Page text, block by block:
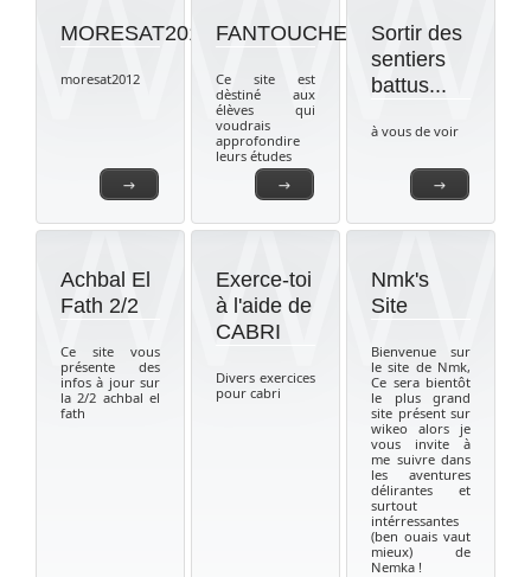
→
MORESAT2012
moresat2012
→
FANTOUCHE
Ce site est
dèstiné aux
élèves qui
voudrais
approfondire
leurs études
→
Sortir des
sentiers
battus...
à vous de voir
Achbal El
Fath 2/2
Ce site vous
présente des
infos à jour sur
la 2/2 achbal el
fath
Exerce-toi
à l'aide de
CABRI
Divers exercices
pour cabri
Nmk's
Site
Bienvenue sur
le site de Nmk,
Ce sera bientôt
le plus grand
site présent sur
wikeo alors je
vous invite à
me suivre dans
les aventures
délirantes et
surtout
intérressantes
(ben ouais vaut
mieux) de
Nemka !